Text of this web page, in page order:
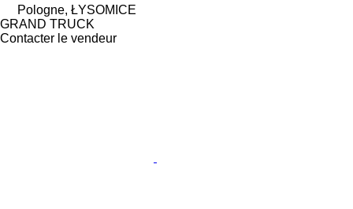
Pologne, ŁYSOMICE
GRAND TRUCK
Contacter le vendeur